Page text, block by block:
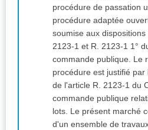
procédure de passation
procédure adaptée
soumise aux
2123-1 et R. 2123-1 1°
commande publique. Le recours à cette
procédure est justifié par
de l'article R. 2123-1 du
commande publique
lots. Le présent marché
d'un ensemble de